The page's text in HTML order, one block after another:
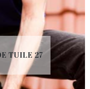
TUILE 27